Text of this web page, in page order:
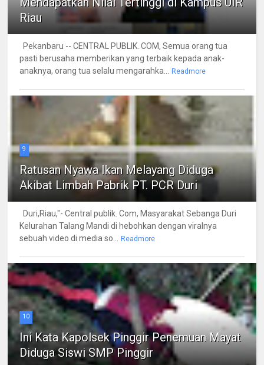
Riau
Pekanbaru -- CENTRAL PUBLIK. COM, Semua orang tua
pasti berusaha memberikan yang terbaik kepada anak-
anaknya, orang tua selalu mengarahka... Readmore
9
Ratusan Nyawa Ikan Melayang Diduga
Akibat Limbah Pabrik PT. PCR Duri
Duri,Riau,"- Central publik. Com, Masyarakat Sebanga Duri
Kelurahan Talang Mandi di hebohkan dengan viralnya
sebuah video di media so... Readmore
10
Ini Kata Kapolsek Pinggir Penemuan Mayat
Diduga Siswi SMP Pinggir